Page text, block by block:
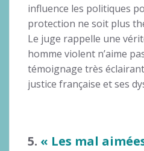
influence les politiques
protection ne soit plus
Le juge rappelle une
homme violent n’aime
témoignage très
justice française et ses
5. « Les mal